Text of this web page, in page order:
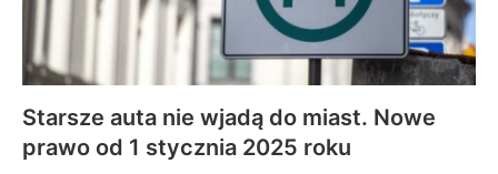
Starsze auta nie wjadą do miast. Nowe
prawo od 1 stycznia 2025 roku